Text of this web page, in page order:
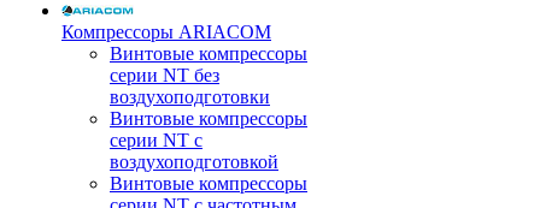
Компрессоры ARIACOM
Винтовые компрессоры
серии NT без
воздухоподготовки
Винтовые компрессоры
серии NT c
воздухоподготовкой
Винтовые компрессоры